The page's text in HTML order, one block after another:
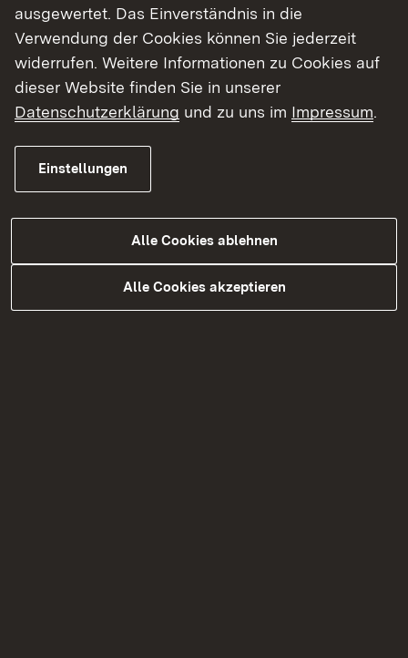
Das Objekt
Lage Objektdaten
Uihleinstraße 16, 97877 Wertheim
Eingestellt am: 25.01.2017
Themenübersicht
Themenübersicht
ausgewertet. Das Einverständnis in die
Verwendung der Cookies können Sie jederzeit
widerrufen. Weitere Informationen zu Cookies auf
dieser Website finden Sie in unserer
Datenschutzerklärung und zu uns im Impressum.
Einstellungen
Alle Cookies ablehnen
Alle Cookies akzeptieren